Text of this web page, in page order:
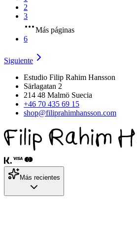
2
3
Más páginas
6
Siguiente
Estudio Filip Rahim Hansson
Särlagatan 2
214 48 Malmö Suecia
+46 70 435 69 15
shop@filiprahimhansson.com
Más recientes